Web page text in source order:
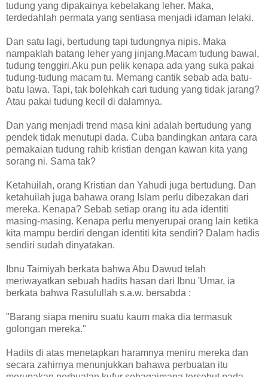
tudung yang dipakainya kebelakang leher. Maka,
terdedahlah permata yang sentiasa menjadi idaman lelaki.
Dan satu lagi, bertudung tapi tudungnya nipis. Maka
nampaklah batang leher yang jinjang.Macam tudung bawal,
tudung tenggiri.Aku pun pelik kenapa ada yang suka pakai
tudung-tudung macam tu. Memang cantik sebab ada batu-
batu lawa. Tapi, tak bolehkah cari tudung yang tidak jarang?
Atau pakai tudung kecil di dalamnya.
Dan yang menjadi trend masa kini adalah bertudung yang
pendek tidak menutupi dada. Cuba bandingkan antara cara
pemakaian tudung rahib kristian dengan kawan kita yang
sorang ni. Sama tak?
Ketahuilah, orang Kristian dan Yahudi juga bertudung. Dan
ketahuilah juga bahawa orang Islam perlu dibezakan dari
mereka. Kenapa? Sebab setiap orang itu ada identiti
masing-masing. Kenapa perlu menyerupai orang lain ketika
kita mampu berdiri dengan identiti kita sendiri? Dalam hadis
sendiri sudah dinyatakan.
Ibnu Taimiyah berkata bahwa Abu Dawud telah
meriwayatkan sebuah hadits hasan dari Ibnu 'Umar, ia
berkata bahwa Rasulullah s.a.w. bersabda :
"Barang siapa meniru suatu kaum maka dia termasuk
golongan mereka."
Hadits di atas menetapkan haramnya meniru mereka dan
secara zahirnya menunjukkan bahawa perbuatan itu